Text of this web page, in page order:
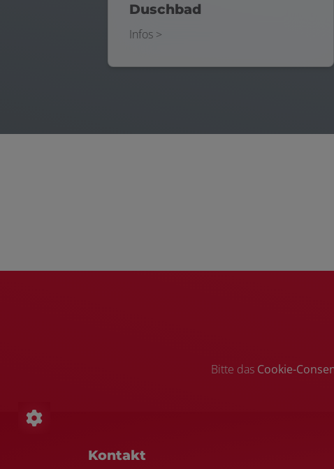
Duschbad
Infos >
Bitte das Cookie-
Footer - Kontaktdaten und Öffnungszeiten
Kontakt